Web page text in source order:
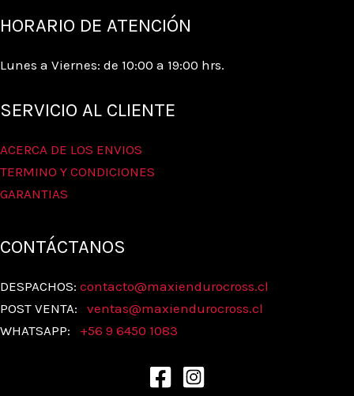
HORARIO DE ATENCIÓN
Lunes a Viernes: de 10:00 a 19:00 hrs.
SERVICIO AL CLIENTE
ACERCA DE LOS ENVIOS
TERMINO Y CONDICIONES
GARANTIAS
CONTÁCTANOS
DESPACHOS: contacto@maxiendurocross.cl
POST VENTA: ventas@maxiendurocross.cl
WHATSAPP: +56 9 6450 1083